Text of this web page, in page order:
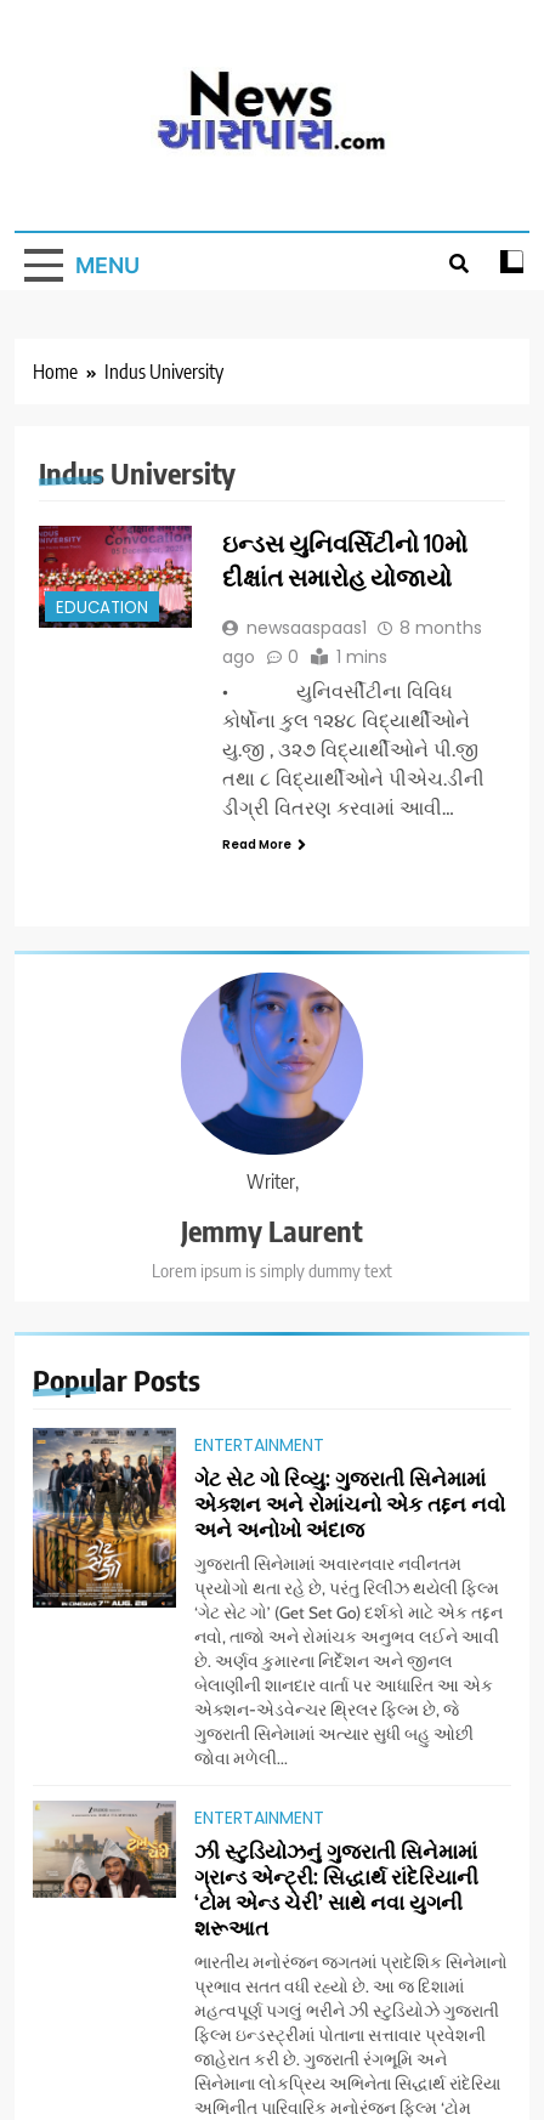
MENU
Home Indus University
Writer,
Jemmy Laurent
Lorem ipsum is simply dummy text
Popular Posts
ENTERTAINMENT
ગેટ સેટ ગો રિવ્યુ: ગુજરાતી સિનેમામાં
એક્શન અને રોમાંચનો એક તદ્દન નવો
અને અનોખો અંદાજ
ગુજરાતી સિનેમામાં અવારનવાર નવીનતમ
પ્રયોગો થતા રહે છે, પરંતુ રિલીઝ થયેલી ફિલ્મ
‘ગેટ સેટ ગો’ (Get Set Go) દર્શકો માટે એક તદ્દન
નવો, તાજો અને રોમાંચક અનુભવ લઈને આવી
છે. અર્ણવ કુમારના નિર્દેશન અને જીનલ
બેલાણીની શાનદાર વાર્તા પર આધારિત આ એક
એક્શન-એડવેન્ચર થ્રિલર ફિલ્મ છે, જે
ગુજરાતી સિનેમામાં અત્યાર સુધી બહુ ઓછી
જોવા મળેલી...
ENTERTAINMENT
ઝી સ્ટુડિયોઝનું ગુજરાતી સિનેમામાં
ગ્રાન્ડ એન્ટ્રી: સિદ્ધાર્થ રાંદેરિયાની
‘ટોમ એન્ડ ચેરી’ સાથે નવા યુગની
શરૂઆત
ભારતીય મનોરંજન જગતમાં પ્રાદેશિક સિનેમાનો
પ્રભાવ સતત વધી રહ્યો છે. આ જ દિશામાં
મહત્વપૂર્ણ પગલું ભરીને ઝી સ્ટુડિયોઝે ગુજરાતી
ફિલ્મ ઇન્ડસ્ટ્રીમાં પોતાના સત્તાવાર પ્રવેશની
જાહેરાત કરી છે. ગુજરાતી રંગભૂમિ અને
સિનેમાના લોકપ્રિય અભિનેતા સિદ્ધાર્થ રાંદેરિયા
અભિનીત પારિવારિક મનોરંજન ફિલ્મ ‘ટોમ
5
ડો. મિતાલી નાગ (આર્ક ઇવેન્ટ્સ)
દ્વારા કિશોર કુમારની જન્મજયંતિ
નિમિત્તે સંગીતમય શ્રદ્ધાંજલિ
AHMEDABAD
177 દેશો અને 52 લાખ દર્શકો:
ગુજરાતી OTT પ્લેટફોર્મ ‘જોજો’
(JOJO) નો વિશ્વભરમાં દબદબો
BUSINESS
Indus University
EDUCATION
ઇન્ડસ યુનિવર્સિટીનો 10મો
દીક્ષાંત સમારોહ યોજાયો
newsaaspaas1
8 months
ago
0 1 mins
• યુનિવર્સીટીના વિવિધ
કોર્ષોના કુલ ૧૨૪૮ વિદ્યાર્થીઓને
યુ.જી , ૩૨૭ વિદ્યાર્થીઓને પી.જી
તથા ૮ વિદ્યાર્થીઓને પીએચ.ડીની
ડીગ્રી વિતરણ કરવામાં આવી…
Read More